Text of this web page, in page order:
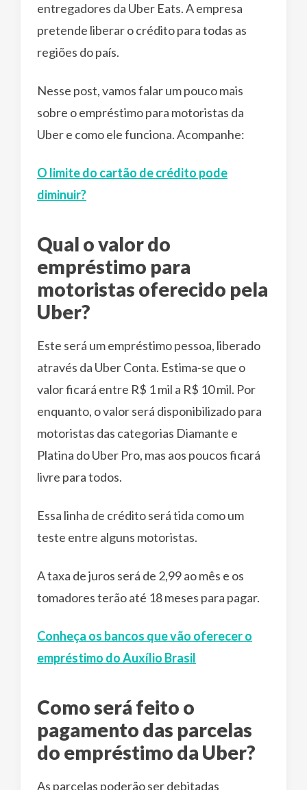
entregadores da Uber Eats. A empresa
pretende liberar o crédito para todas as
regiões do país.
Nesse post, vamos falar um pouco mais
sobre o empréstimo para motoristas da
Uber e como ele funciona. Acompanhe:
O limite do cartão de crédito pode
diminuir?
Qual o valor do
empréstimo para
motoristas oferecido pela
Uber?
Este será um empréstimo pessoa, liberado
através da Uber Conta. Estima-se que o
valor ficará entre R$ 1 mil a R$ 10 mil. Por
enquanto, o valor será disponibilizado para
motoristas das categorias Diamante e
Platina do Uber Pro, mas aos poucos ficará
livre para todos.
Essa linha de crédito será tida como um
teste entre alguns motoristas.
A taxa de juros será de 2,99 ao mês e os
tomadores terão até 18 meses para pagar.
Conheça os bancos que vão oferecer o
empréstimo do Auxílio Brasil
Como será feito o
pagamento das parcelas
do empréstimo da Uber?
As parcelas poderão ser debitadas